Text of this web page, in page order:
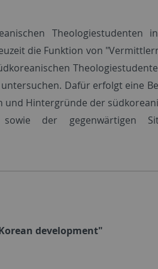
Theologiestudenten
die Funktion von
Dafür erfolgt eine
Hintergründe der
der gegenwärtigen
development"